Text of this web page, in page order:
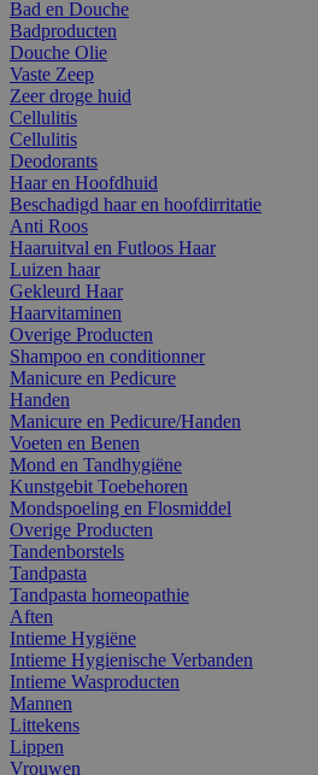
Bad en Douche
Badproducten
Douche Olie
Vaste Zeep
Zeer droge huid
Cellulitis
Cellulitis
Deodorants
Haar en Hoofdhuid
Beschadigd haar en hoofdirritatie
Anti Roos
Haaruitval en Futloos Haar
Luizen haar
Gekleurd Haar
Haarvitaminen
Overige Producten
Shampoo en conditionner
Manicure en Pedicure
Handen
Manicure en Pedicure/Handen
Voeten en Benen
Mond en Tandhygiëne
Kunstgebit Toebehoren
Mondspoeling en Flosmiddel
Overige Producten
Tandenborstels
Tandpasta
Tandpasta homeopathie
Aften
Intieme Hygiëne
Intieme Hygienische Verbanden
Intieme Wasproducten
Mannen
Littekens
Lippen
Vrouwen